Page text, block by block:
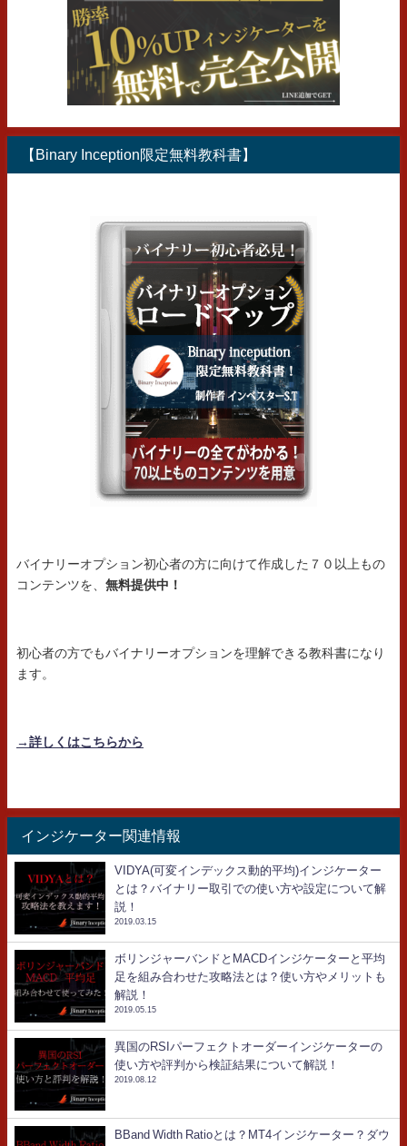
【Binary Inception限定無料教科書】
バイナリーオプション初心者の方に向けて作成した７０以上もの
コンテンツを、 無料提供中！
初心者の方でもバイナリーオプションを理解できる教科書になり
ます。
→詳しくはこちらから
インジケーター関連情報
VIDYA(可変インデックス動的平均)インジケーター
とは？バイナリー取引での使い方や設定について解
説！
2019.03.15
ボリンジャーバンドとMACDインジケーターと平均
足を組み合わせた攻略法とは？使い方やメリットも
解説！
2019.05.15
異国のRSIパーフェクトオーダーインジケーターの
使い方や評判から検証結果について解説！
2019.08.12
BBand Width Ratioとは？MT4インジケーター？ダウ